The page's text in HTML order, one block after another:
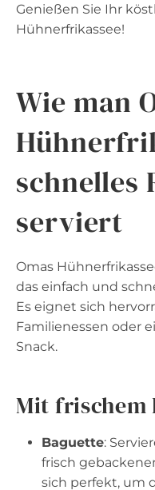
Genießen Sie Ihr
Hühnerfrikassee!
Wie man
schnelles
serviert
Omas
das einfach und
Es eignet sich
Familienessen oder
Snack.
Mit frischem
Baguette:
frisch
sich perfekt, um